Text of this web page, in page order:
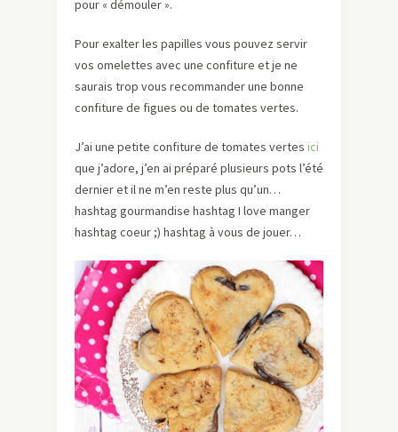
pour « démouler ».
Pour exalter les papilles vous pouvez servir
vos omelettes avec une confiture et je ne
saurais trop vous recommander une bonne
confiture de figues ou de tomates vertes.
J’ai une petite confiture de tomates vertes ici
que j’adore, j’en ai préparé plusieurs pots l’été
dernier et il ne m’en reste plus qu’un…
hashtag gourmandise hashtag I love manger
hashtag coeur ;) hashtag à vous de jouer…